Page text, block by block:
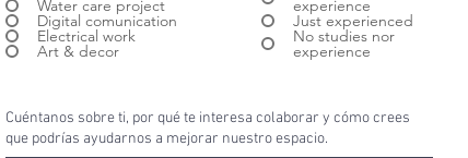
Water care project
Digital comunication
Electrical work
Art & decor
experience
Just experienced
No studies nor
experience